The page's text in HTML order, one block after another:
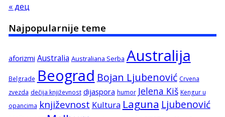
« дец
Najpopularnije teme
aforizmi Australia Australiana Serba Australija
Belgrade Beograd Bojan Ljubenović Crvena
zvezda dečija književnost dijaspora humor Jelena Kiš Kengur u
opancima književnost Kultura Laguna Ljubenović